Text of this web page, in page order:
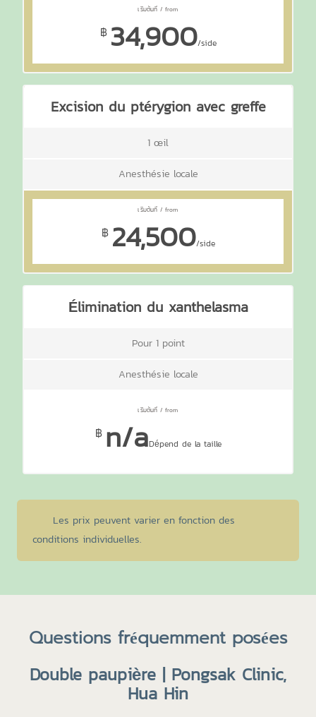
฿ 34,900/side
Excision du ptérygion avec greffe
1 œil
Anesthésie locale
฿ 24,500/side
Élimination du xanthelasma
Pour 1 point
Anesthésie locale
฿ n/aDépend de la taille
Les prix peuvent varier en fonction des
conditions individuelles.
Questions fréquemment posées
Double paupière | Pongsak Clinic,
Hua Hin